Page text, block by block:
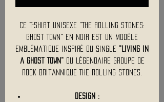
Ce t-shirt unisexe "The Rolling Stones:
Ghost Town" en noir est un modèle
emblématique inspiré du single "Living in
a Ghost Town"du légendaire groupe de
rock britannique The Rolling Stones.
Design :